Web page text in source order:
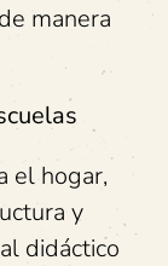
manera
el hogar,
y
didáctico